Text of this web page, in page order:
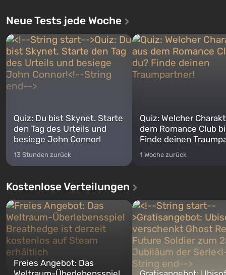
Neue Tests jede Woche
Quiz: Du bist Skynet. Starte
den Tag des Urteils und
besiege John Connor!
13 Stunden zurück
Quiz: Welcher
dem Romance Club
Finde deinen
1 Woche zurück
Kostenlose Verteilungen
Freies Angebot: Das